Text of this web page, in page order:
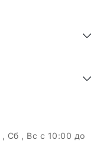
Сб , Вс c 10:00 до